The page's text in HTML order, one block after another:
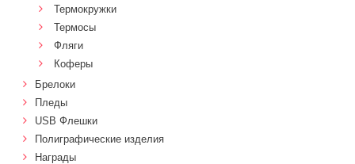
Термокружки
Термосы
Фляги
Коферы
Брелоки
Пледы
USB Флешки
Полиграфические изделия
Награды